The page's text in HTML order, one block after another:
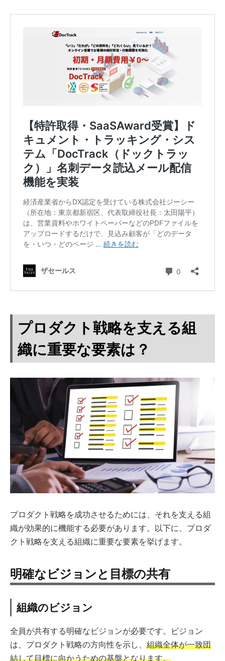
プロダクト戦略を支える組
織に重要な要素は？
プロダクト戦略を成功させるためには、それを支える組
織が効果的に機能する必要があります。以下に、プロダ
クト戦略を支える組織に重要な要素を挙げます。
明確なビジョンと目標の共有
組織のビジョン
全員が共有する明確なビジョンが必要です。ビジョン
は、プロダクト戦略の方向性を示し、 組織全体が一致団
結して目標に向かうための基盤となります。